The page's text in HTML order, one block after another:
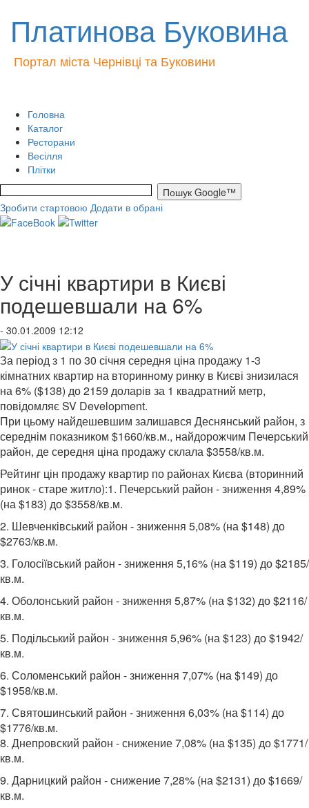
Платинова Буковина
Портал міста Чернівці та Буковини
Головна
Каталог
Ресторани
Весілля
Плітки
Зробити стартовою Додати в обрані
У січні квартири в Києві
подешевшали на 6%
- 30.01.2009 12:12
За період з 1 по 30 січня середня ціна продажу 1-3
кімнатних квартир на вторинному ринку в Києві знизилася
на 6% ($138) до 2159 доларів за 1 квадратний метр,
повідомляє SV Development.
При цьому найдешевшим залишався Деснянський район, з
середнім показником $1660/кв.м., найдорожчим Печерський
район, де середня ціна продажу склала $3558/кв.м.
Рейтинг цін продажу квартир по районах Києва (вторинний
ринок - старе житло):1. Печерський район - зниження 4,89%
(на $183) до $3558/кв.м.
2. Шевченківський район - зниження 5,08% (на $148) до
$2763/кв.м.
3. Голосіївський район - зниження 5,16% (на $119) до $2185/
кв.м.
4. Оболонський район - зниження 5,87% (на $132) до $2116/
кв.м.
5. Подільський район - зниження 5,96% (на $123) до $1942/
кв.м.
6. Соломенський район - зниження 7,07% (на $149) до
$1958/кв.м.
7. Святошинський район - зниження 6,03% (на $114) до
$1776/кв.м.
8. Днепровский район - снижение 7,08% (на $135) до $1771/
кв.м.
9. Дарницкий район - снижение 7,28% (на $2131) до $1669/
кв.м.